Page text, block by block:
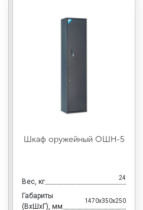
Шкаф оружейный ОШН-5
Вес, кг 24
Габариты
(ВхШхГ), мм
1470x350x250